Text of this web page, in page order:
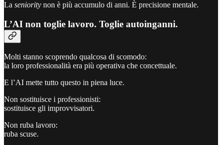
La seniority non è più accumulo di anni. È precisione mentale.
L’AI non toglie lavoro. Toglie autoinganni.
Molti stanno scoprendo qualcosa di scomodo:
la loro professionalità era più operativa che concettuale.
E l’AI mette tutto questo in piena luce.
Non sostituisce i professionisti:
sostituisce gli improvvisatori.
Non ruba lavoro:
ruba scuse.